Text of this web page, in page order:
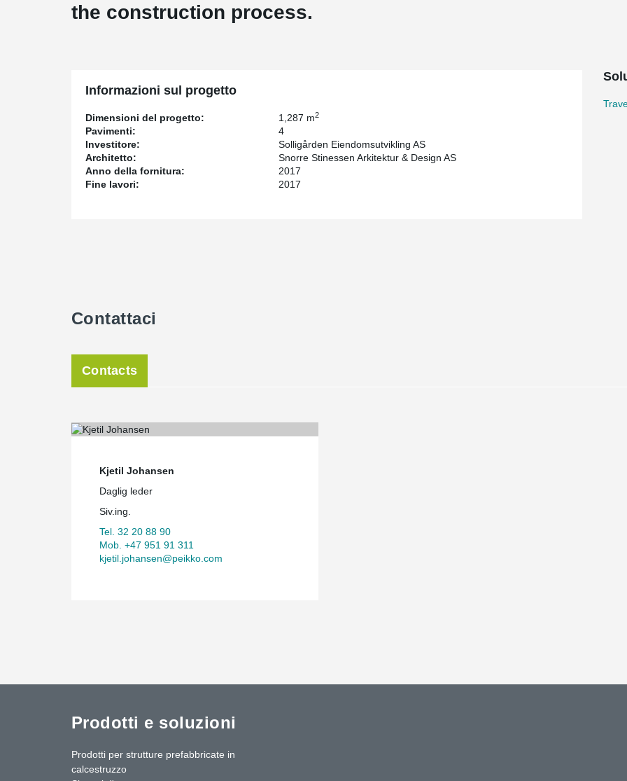
the construction process.
Informazioni sul progetto
Dimensioni del progetto: 1,287 m2
Pavimenti:
4
Investitore:
Solligården Eiendomsutvikling AS
Architetto:
Snorre Stinessen Arkitektur & Design AS
Anno della fornitura:
2017
Fine lavori:
2017
Contattaci
Contacts
Kjetil Johansen
Daglig leder
Siv.ing.
Tel. 32 20 88 90
Mob. +47 951 91 311
kjetil.johansen@peikko.com
Prodotti e soluzioni
Prodotti per strutture prefabbricate in
calcestruzzo